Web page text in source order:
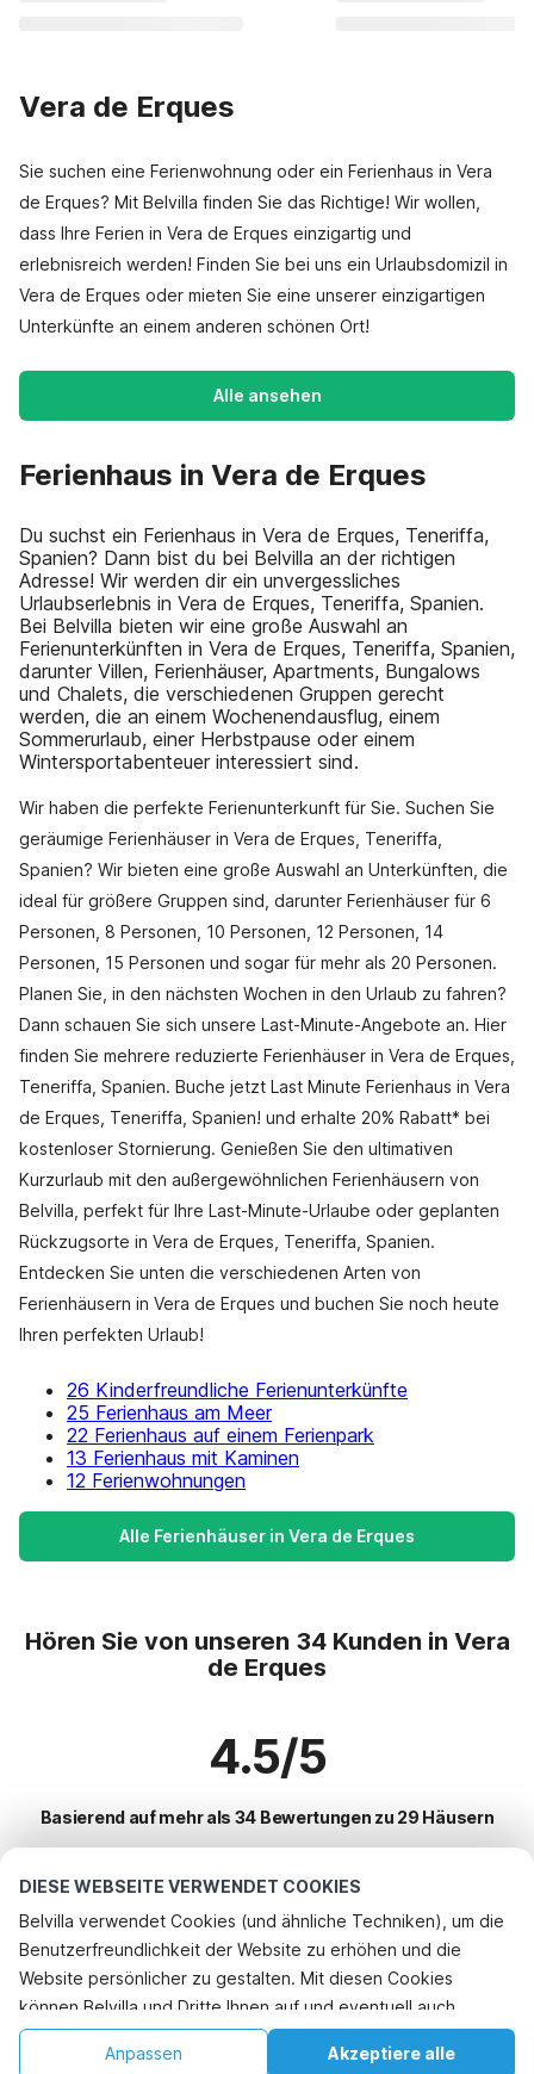
DIESE WEBSEITE VERWENDET COOKIES
Belvilla verwendet Cookies (und ähnliche Techniken), um die
Benutzerfreundlichkeit der Website zu erhöhen und die
Website persönlicher zu gestalten. Mit diesen Cookies
können Belvilla und Dritte Ihnen auf und eventuell auch
außerhalb unserer Website folgen, um Werbung Ihren
Interessen anzupassen und das Teilen von Informationen über
Akzeptiere alle
Anpassen
Vera de Erques
Sie suchen eine Ferienwohnung oder ein Ferienhaus in Vera
de Erques? Mit Belvilla finden Sie das Richtige! Wir wollen,
dass Ihre Ferien in Vera de Erques einzigartig und
erlebnisreich werden! Finden Sie bei uns ein Urlaubsdomizil in
Vera de Erques oder mieten Sie eine unserer einzigartigen
Unterkünfte an einem anderen schönen Ort!
Alle ansehen
Ferienhaus in Vera de Erques
Du suchst ein Ferienhaus in Vera de Erques, Teneriffa,
Spanien? Dann bist du bei Belvilla an der richtigen
Adresse! Wir werden dir ein unvergessliches
Urlaubserlebnis in Vera de Erques, Teneriffa, Spanien.
Bei Belvilla bieten wir eine große Auswahl an
Ferienunterkünften in Vera de Erques, Teneriffa, Spanien,
darunter Villen, Ferienhäuser, Apartments, Bungalows
und Chalets, die verschiedenen Gruppen gerecht
werden, die an einem Wochenendausflug, einem
Sommerurlaub, einer Herbstpause oder einem
Wintersportabenteuer interessiert sind.
Wir haben die perfekte Ferienunterkunft für Sie. Suchen Sie
geräumige Ferienhäuser in Vera de Erques, Teneriffa,
Spanien? Wir bieten eine große Auswahl an Unterkünften, die
ideal für größere Gruppen sind, darunter Ferienhäuser für 6
Personen, 8 Personen, 10 Personen, 12 Personen, 14
Personen, 15 Personen und sogar für mehr als 20 Personen.
Planen Sie, in den nächsten Wochen in den Urlaub zu fahren?
Dann schauen Sie sich unsere Last-Minute-Angebote an. Hier
finden Sie mehrere reduzierte Ferienhäuser in Vera de Erques,
Teneriffa, Spanien. Buche jetzt Last Minute Ferienhaus in Vera
de Erques, Teneriffa, Spanien! und erhalte 20% Rabatt* bei
kostenloser Stornierung. Genießen Sie den ultimativen
Kurzurlaub mit den außergewöhnlichen Ferienhäusern von
Belvilla, perfekt für Ihre Last-Minute-Urlaube oder geplanten
Rückzugsorte in Vera de Erques, Teneriffa, Spanien.
Entdecken Sie unten die verschiedenen Arten von
Ferienhäusern in Vera de Erques und buchen Sie noch heute
Ihren perfekten Urlaub!
26 Kinderfreundliche Ferienunterkünfte
25 Ferienhaus am Meer
22 Ferienhaus auf einem Ferienpark
13 Ferienhaus mit Kaminen
12 Ferienwohnungen
Alle Ferienhäuser in Vera de Erques
Hören Sie von unseren 34 Kunden in Vera
de Erques
4.5/5
Basierend auf mehr als 34 Bewertungen zu 29 Häusern
Beliebteste Reiseziele für Urlaub
Top-Städte mit Top-Annehmlichkeiten für den Urlaub
Kinderfreundliche Ferienunterkünfte san-miguel
Kinderfreundliche Ferienunterkünfte icod-de-los-vinos
Kinderfreundliche Ferienunterkünfte los-realejos
Beliebte Ausstattungen für Urlaub in Vera-de-erques
Kinderfreundliche Ferienunterkünfte
Beliebte Städte für den Urlaub in Teneriffa